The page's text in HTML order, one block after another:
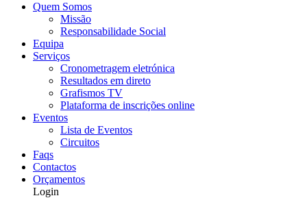
Quem Somos
Missão
Responsabilidade Social
Equipa
Serviços
Cronometragem eletrónica
Resultados em direto
Grafismos TV
Plataforma de inscrições online
Eventos
Lista de Eventos
Circuitos
Faqs
Contactos
Orçamentos
Login